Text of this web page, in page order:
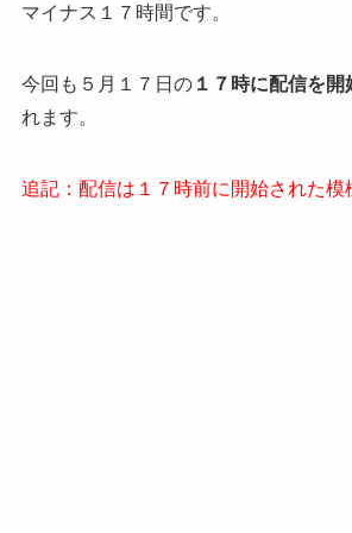
マイナス１７時間です。
今回も５月１７日の１７時に配信を開
れます。
追記：配信は１７時前に開始された模